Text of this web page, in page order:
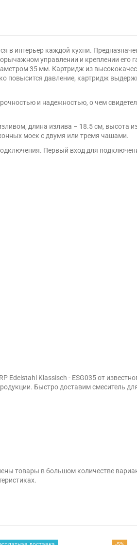
в интерьер каждой кухни.
управлении и креплении его
35 мм. Картридж из
повысится давление, картридж
и надежностью, о чем
длина излива – 18.5 см, высота
моек с двумя или тремя чашами.
Первый вход для
Edelstahl Klassisch - ESG035 от
Быстро доставим смеситель
товары в большом количестве